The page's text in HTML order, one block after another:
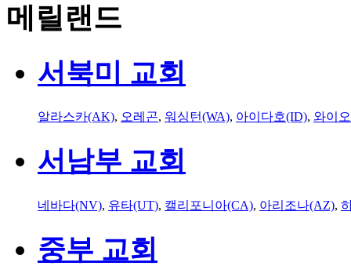
메릴랜드
서북미 교회
알라스카(AK), 오레곤, 워싱턴(WA), 아이다호(ID), 와이
서남부 교회
네바다(NV), 유타(UT), 캘리포니아(CA), 아리조나(AZ),
중부 교회